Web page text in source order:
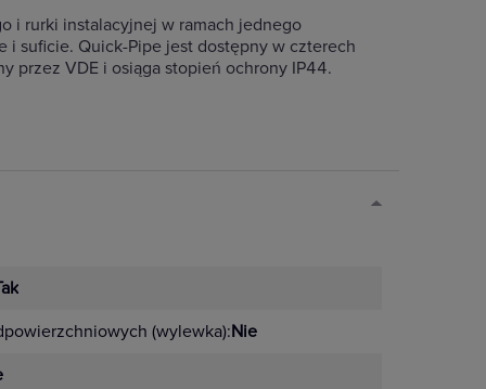
i rurki instalacyjnej w ramach jednego
suficie. Quick-Pipe jest dostępny w czterech
przez VDE i osiąga stopień ochrony IP44.
(wylewka):Nie